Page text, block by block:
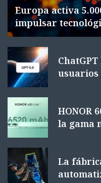
Europa activa
impulsar
HONOR
la gama
La